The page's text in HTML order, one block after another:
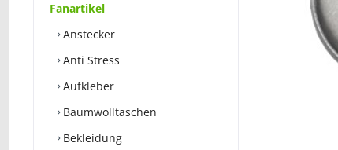
Fanartikel
Anstecker
Anti Stress
Aufkleber
Baumwolltaschen
Bekleidung